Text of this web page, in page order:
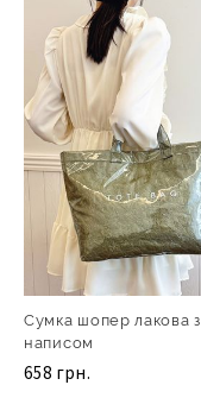
Сумка шопер лакова з
написом
658 грн.